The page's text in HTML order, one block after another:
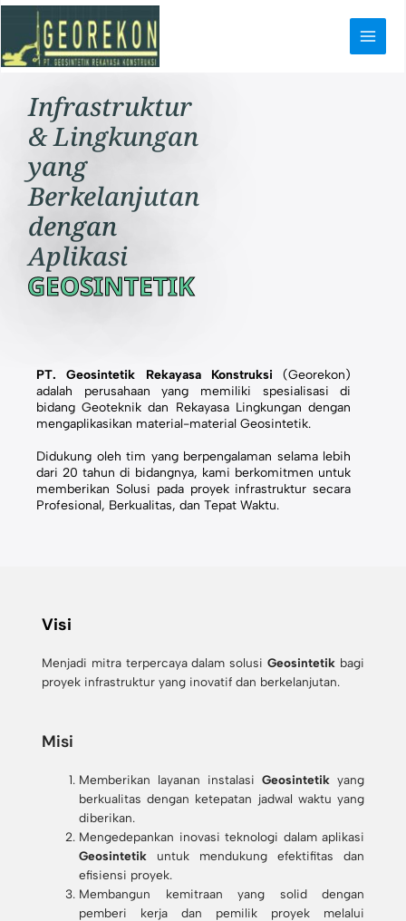
Lewati
konten
Infrastruktur
& Lingkungan
yang
Berkelanjutan
dengan
Aplikasi
GEOSINTETIK
PT. Geosintetik Rekayasa Konstruksi (Georekon)
adalah perusahaan yang memiliki spesialisasi di
bidang Geoteknik dan Rekayasa Lingkungan dengan
mengaplikasikan material-material Geosintetik.
Didukung oleh tim yang berpengalaman selama lebih
dari 20 tahun di bidangnya, kami berkomitmen untuk
memberikan Solusi pada proyek infrastruktur secara
Profesional, Berkualitas, dan Tepat Waktu.
Visi
Menjadi mitra terpercaya dalam solusiGeosintetik bagi
proyek infrastruktur yang inovatif dan berkelanjutan.
Misi
Memberikan layanan instalasiGeosintetik yang
berkualitas dengan ketepatan jadwal waktu yang
diberikan.
Mengedepankan inovasi teknologi dalam aplikasi
Geosintetik untuk mendukung efektifitas dan
efisiensi proyek.
Membangun kemitraan yang solid dengan
pemberi kerja dan pemilik proyek melalui